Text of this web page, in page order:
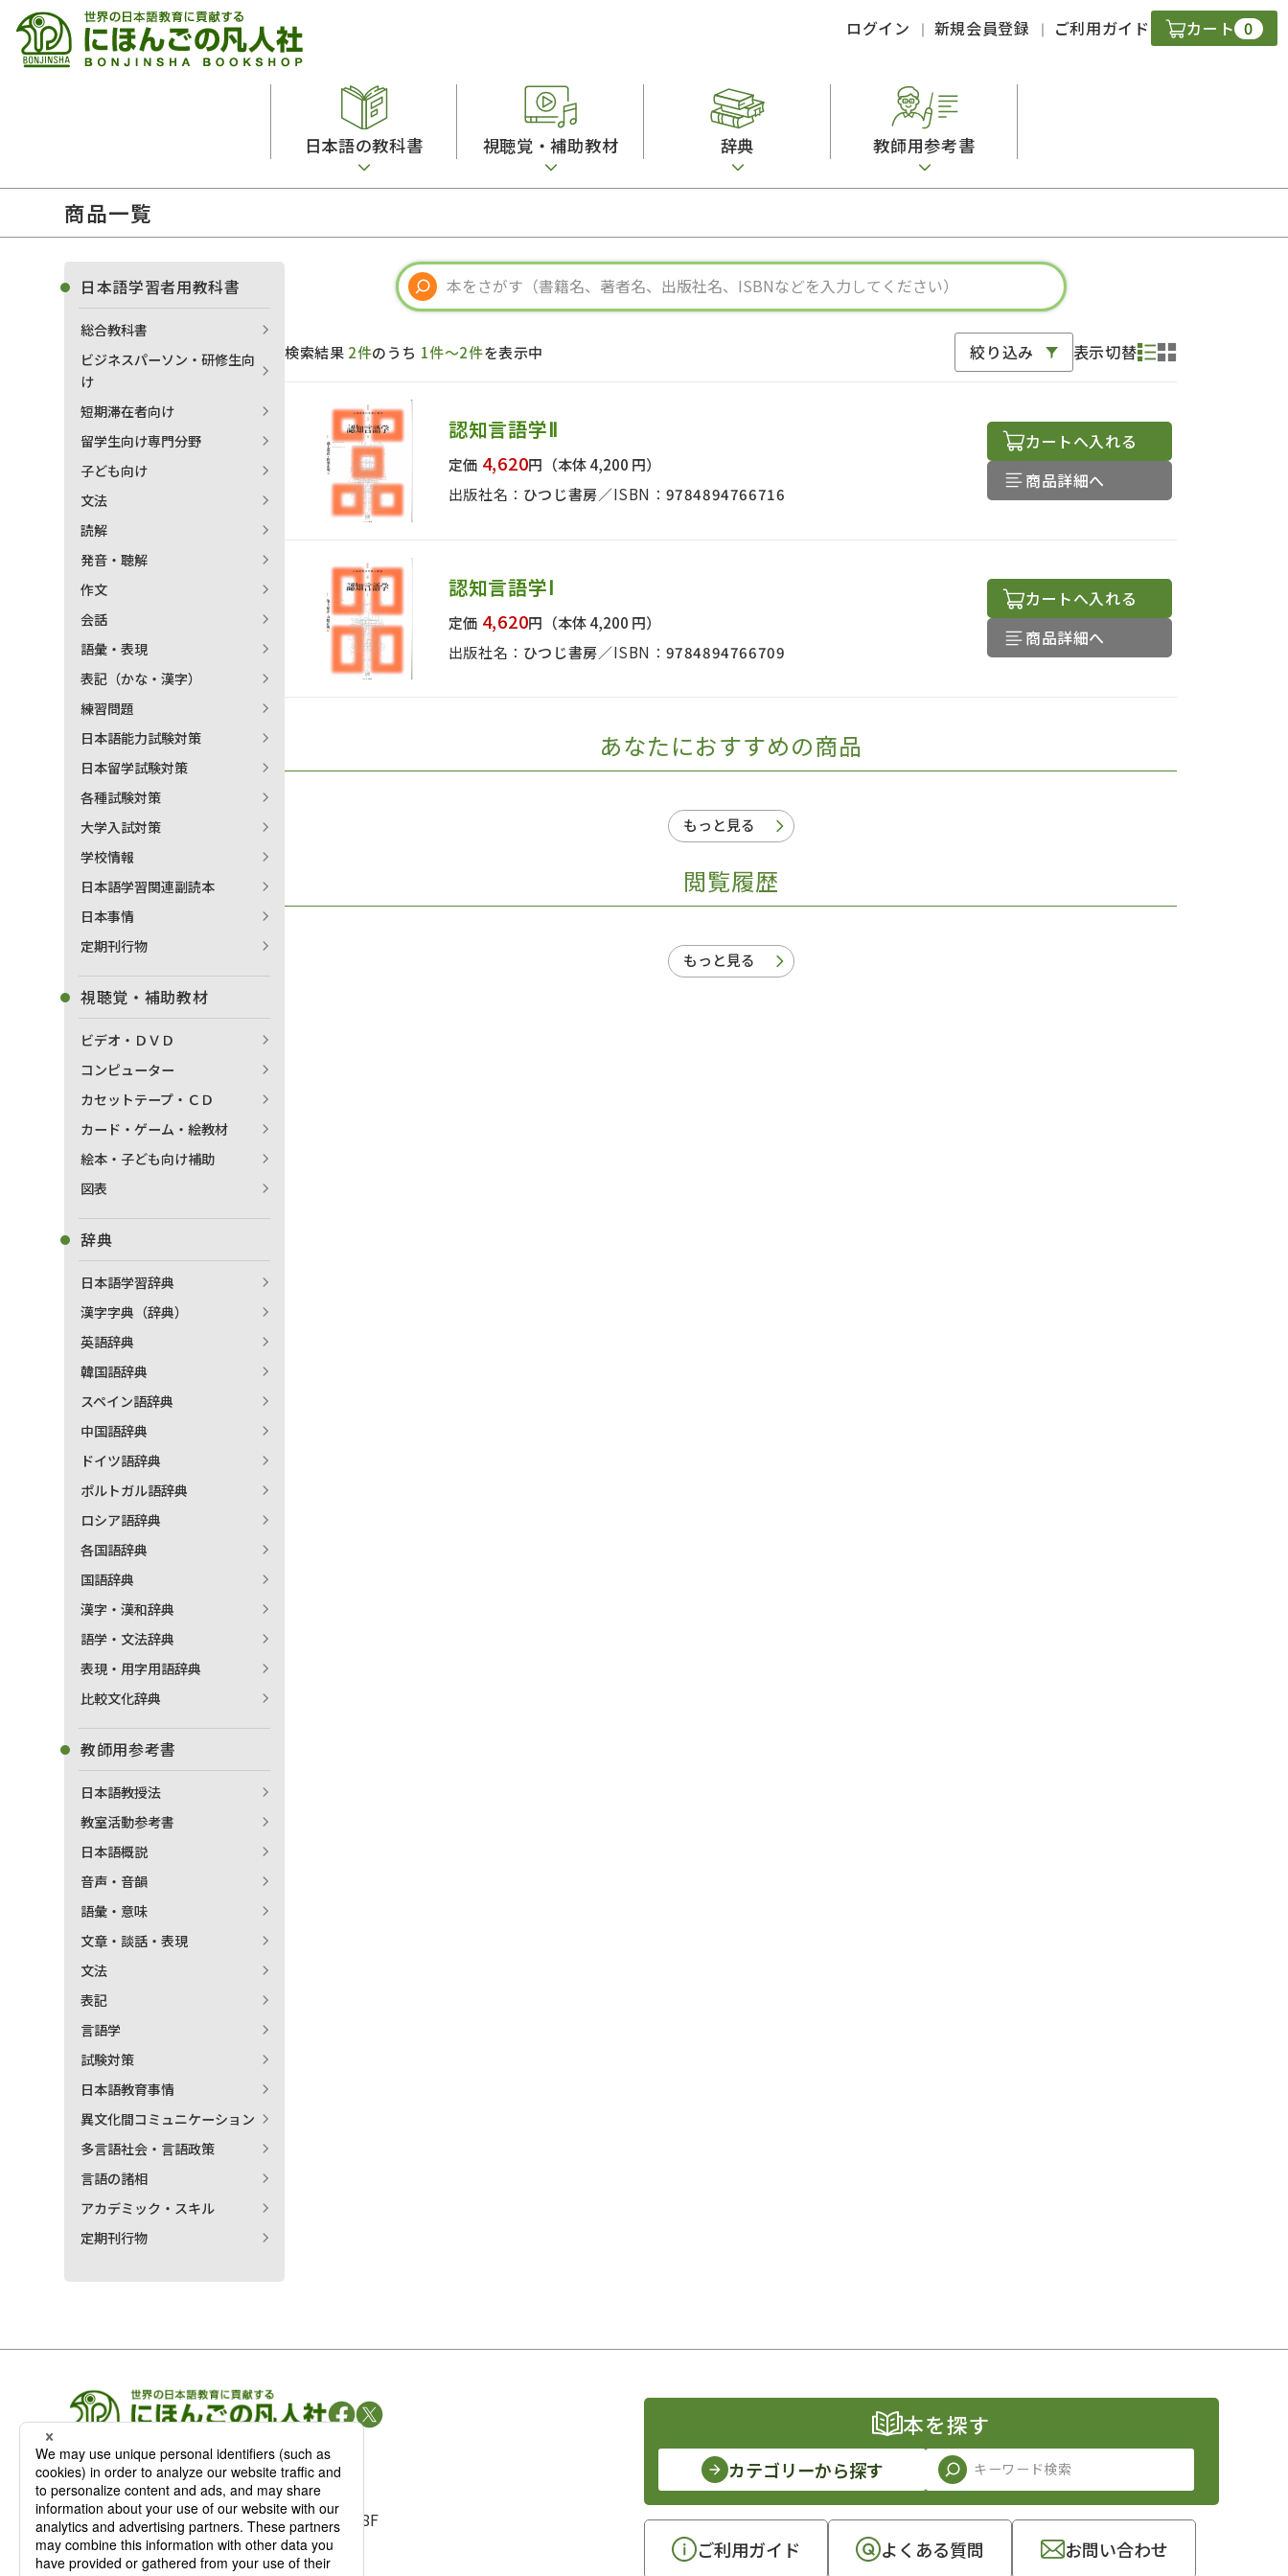
ログイン 新規会員登録 ご利用ガイド カート 0
日本語の教科書
留学生向け専門分野
子ども向け
文法
読解
発音・聴解
作文
練習問題
各種試験対策
日本語学習関連副読本
視聴覚・補助教材
カード・ゲーム・絵教材
絵本・子ども向け補助 図表
辞典
韓国語辞典
スペイン語辞典
中国語辞典
ドイツ語辞典
ポルトガル語辞典
ロシア語辞典
各国語辞典
語学・文法辞典
教師用参考書
音声・音韻
語彙・意味
文章・談話・表現
文法
表記
言語学
試験対策
多言語社会・言語政策
定期刊行物
商品一覧
検索結果 2件のうち 1件～2件を表示中 絞り込み 表示切替
認知言語学Ⅱ
定価 4,620円 （本体 4,200 円）
出版社名： ひつじ書房 ISBN： 9784894766716
カートへ入れる
商品詳細へ
認知言語学Ⅰ
定価 4,620円 （本体 4,200 円）
出版社名： ひつじ書房 ISBN： 9784894766709
カートへ入れる
商品詳細へ
あなたにおすすめの商品
もっと見る
閲覧履歴
もっと見る
日本語学習者用教科書
総合教科書
ビジネスパーソン・研修生向
け
短期滞在者向け
留学生向け専門分野
子ども向け
文法
読解
発音・聴解
作文
会話
語彙・表現
表記（かな・漢字）
練習問題
日本語能力試験対策
日本留学試験対策
各種試験対策
大学入試対策
学校情報
日本語学習関連副読本
日本事情
定期刊行物
視聴覚・補助教材
ビデオ・ＤＶＤ
コンピューター
カセットテープ・ＣＤ
カード・ゲーム・絵教材
絵本・子ども向け補助
図表
辞典
日本語学習辞典
漢字字典（辞典）
英語辞典
韓国語辞典
スペイン語辞典
中国語辞典
ドイツ語辞典
ポルトガル語辞典
ロシア語辞典
各国語辞典
国語辞典
漢字・漢和辞典
語学・文法辞典
表現・用字用語辞典
比較文化辞典
教師用参考書
日本語教授法
教室活動参考書
日本語概説
音声・音韻
語彙・意味
文章・談話・表現
文法
表記
言語学
試験対策
日本語教育事情
異文化間コミュニケーション
多言語社会・言語政策
言語の諸相
アカデミック・スキル
定期刊行物
凡人社の出版情報
〒102-0093 東京都千代田区平河町 1-3-13 8F
TEL：03-3263-3959／FAX：03-3263-3116
本を探す
カテゴリーから探す
ご利用ガイド よくある質問 お問い合わせ